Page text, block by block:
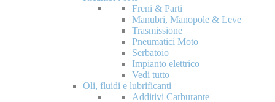
Freni & Parti
Manubri, Manopole & Leve
Trasmissione
Pneumatici Moto
Serbatoio
Impianto elettrico
Vedi tutto
Oli, fluidi e lubrificanti
Additivi Carburante